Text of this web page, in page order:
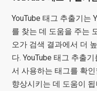
YouTube 태그 추출기는
를 찾는 데 도움을 주는
오가 검색 결과에서 더
다. YouTube 태그 추출
서 사용하는 태그를 확
향상시키는 데 도움이 됩